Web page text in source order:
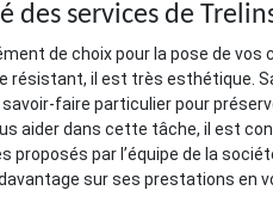
des services de
de choix pour la pose de vos
résistant, il est très esthétique.
faire particulier pour
aider dans cette tâche, il est
par l’équipe de la société
sur ses prestations en